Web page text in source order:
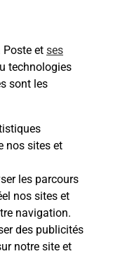
Poste et ses
technologies
sont les
nos sites et
les parcours
nos sites et
navigation.
des publicités
notre site et
posées
?
?
de la 5G